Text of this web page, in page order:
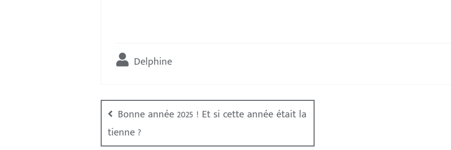
Delphine
Bonne année 2025 ! Et si cette année était la
tienne ?